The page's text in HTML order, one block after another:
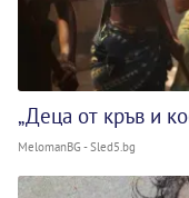
„Деца от кръв и
MelomanBG - Sled5.bg